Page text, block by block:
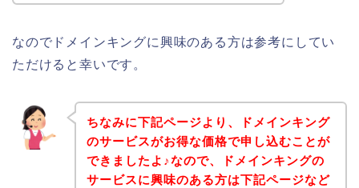
なのでドメインキングに興味のある方は参考にしてい
ただけると幸いです。
ちなみに下記ページより、ドメインキング
のサービスがお得な価格で申し込むことが
できましたよ♪なので、ドメインキングの
サービスに興味のある方は下記ページなど